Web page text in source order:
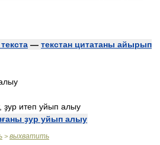
— текстан цитатаны айырып
итеп уйып алыу
ҙур уйып алыу
> выхватить